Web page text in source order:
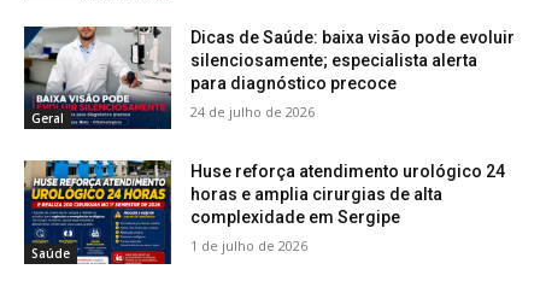
Geral
Dicas de Saúde: baixa visão pode evoluir
silenciosamente; especialista alerta
para diagnóstico precoce
24 de julho de 2026
Saúde
Huse reforça atendimento urológico 24
horas e amplia cirurgias de alta
complexidade em Sergipe
1 de julho de 2026